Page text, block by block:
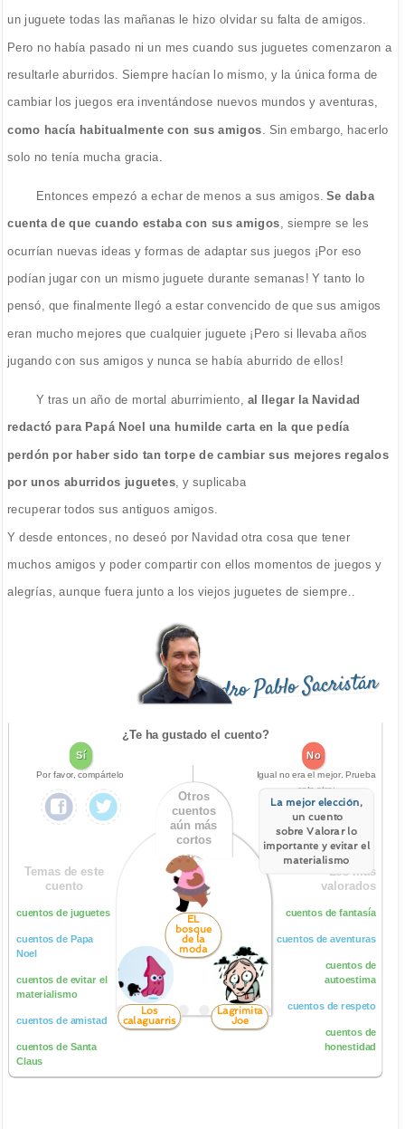
un juguete todas las mañanas le hizo olvidar su falta de amigos.
Pero no había pasado ni un mes cuando sus juguetes comenzaron a
resultarle aburridos. Siempre hacían lo mismo, y la única forma de
cambiar los juegos era inventándose nuevos mundos y aventuras,
como hacía habitualmente con sus amigos . Sin embargo, hacerlo
solo no tenía mucha gracia.
Entonces empezó a echar de menos a sus amigos. Se daba
cuenta de que cuando estaba con sus amigos, siempre se les
ocurrían nuevas ideas y formas de adaptar sus juegos ¡Por eso
podían jugar con un mismo juguete durante semanas! Y tanto lo
pensó, que finalmente llegó a estar convencido de que sus amigos
eran mucho mejores que cualquier juguete ¡Pero si llevaba años
jugando con sus amigos y nunca se había aburrido de ellos!
Y tras un año de mortal aburrimiento, al llegar la Navidad
redactó para Papá Noel una humilde carta en la que pedía
perdón por haber sido tan torpe de cambiar sus mejores regalos
por unos aburridos juguetes , y suplicaba
recuperar todos sus antiguos amigos.
Y desde entonces, no deseó por Navidad otra cosa que tener
muchos amigos y poder compartir con ellos momentos de juegos y
alegrías, aunque fuera junto a los viejos juguetes de siempre..
Pedro Pablo Sacristán
¿Te ha gustado el cuento?
Sí
Por favor, compártelo
No
Igual no era el mejor. Prueba
este otro:
La mejor elección,
un cuento
sobre Valorar lo
importante y evitar el
materialismo
Temas de este
cuento
cuentos de juguetes
cuentos de Papa
Noel
cuentos de evitar el
materialismo
cuentos de amistad
cuentos de Santa
Claus
Otros
cuentos
aún más
cortos
EL
bosque
de la
moda
Lagrimita
Joe
Los
calaguarris
Los más
valorados
cuentos de fantasía
cuentos de aventuras
cuentos de
autoestima
cuentos de respeto
cuentos de
honestidad